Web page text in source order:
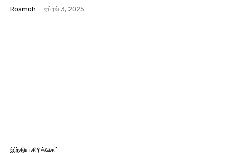
Rosmoh - ஏப்ரல் 3, 2025
இந்திய கிரிக்கெட்